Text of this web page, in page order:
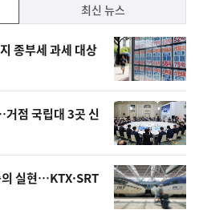
최신 뉴스
종부세 과세 대상
점 국립대 3곳 신
실현…KTX·SRT